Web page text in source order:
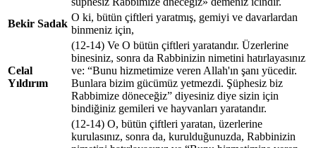
Bekir Sadak
O ki, bütün çiftleri yaratmış, gemiyi ve davarlardan
binmeniz için,
Celal
Yıldırım
(12-14) Ve O bütün çiftleri yaratandır. Üzerlerine
binesiniz, sonra da Rabbinizin nimetini hatırlayasınız
ve: “Bunu hizmetimize veren Allah'ın şanı yücedir.
Bunlara bizim gücümüz yetmezdi. Şüphesiz biz
Rabbimize döneceğiz” diyesiniz diye sizin için
bindiğiniz gemileri ve hayvanları yaratandır.
(12-14) O, bütün çiftleri yaratan, üzerlerine
kurulasınız, sonra da, kurulduğunuzda, Rabbinizin